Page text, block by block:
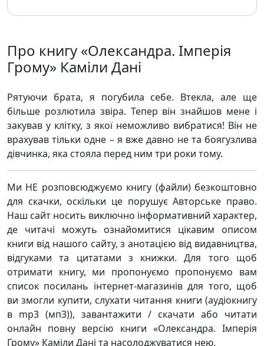
Про книгу «Олександра. Імперія
Грому» Каміли Дані
Рятуючи брата, я погубила себе. Втекла, але ще
більше розлютила звіра. Тепер він знайшов мене і
закував у клітку, з якої неможливо вибратися! Він не
врахував тільки одне – я вже давно не та боягузлива
дівчинка, яка стояла перед ним три роки тому.
Ми НЕ розповсюджуємо книгу (файли) безкоштовно
для скачки, оскільки це порушує Авторське право.
Наш сайт носить виключно інформативний характер,
де читачі можуть ознайомитися цікавим описом
книги від нашого сайту, з анотацією від видавництва,
відгуками та цитатами з книжки. Для того щоб
отримати книгу, ми пропонуємо пропонуємо вам
список посилань інтернет-магазинів для того, щоб
ви змогли купити, слухати читання книги (аудіокнигу
в mp3 (мп3)), завантажити / скачати або читати
онлайн повну версію книги «Олександра. Імперія
Грому» Каміли Дані та насолоджуватися нею.